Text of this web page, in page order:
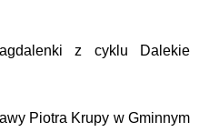
z cyklu Dalekie
Piotra Krupy w Gminnym